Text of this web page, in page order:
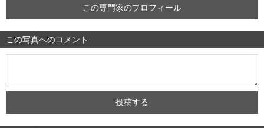
この専門家のプロフィール
この写真へのコメント